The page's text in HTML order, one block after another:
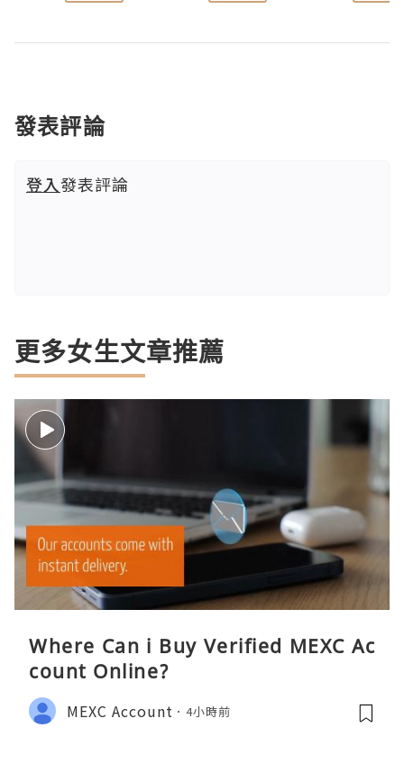
發表評論
登入發表評論
更多女生文章推薦
Where Can i Buy Verified MEXC Ac
count Online?
MEXC Account 4小時前